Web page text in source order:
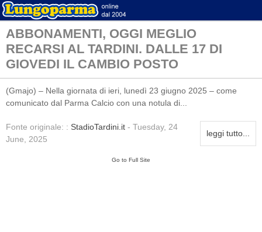
ABBONAMENTI, OGGI MEGLIO
RECARSI AL TARDINI. DALLE 17 DI
GIOVEDI IL CAMBIO POSTO
(Gmajo) – Nella giornata di ieri, lunedì 23 giugno 2025 – come
comunicato dal Parma Calcio con una notula di...
leggi tutto...
Fonte originale: : StadioTardini.it - Tuesday, 24
June, 2025
Go to Full Site